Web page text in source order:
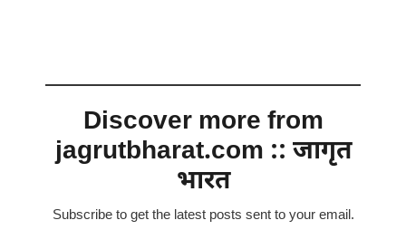
Discover more from
jagrutbharat.com :: जागृत
भारत
Subscribe to get the latest posts sent to your email.